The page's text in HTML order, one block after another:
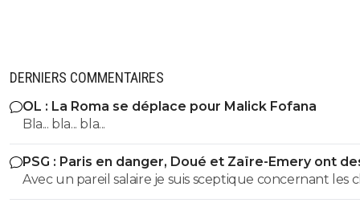
DERNIERS COMMENTAIRES
OL : La Roma se déplace pour Malick Fofana
Bla... bla... bla...
PSG : Paris en danger, Doué et Zaïre-Emery ont
offres
Avec un pareil salaire je suis sceptique concernant les
qui recruteraient ZAÏRE,du pipeau..